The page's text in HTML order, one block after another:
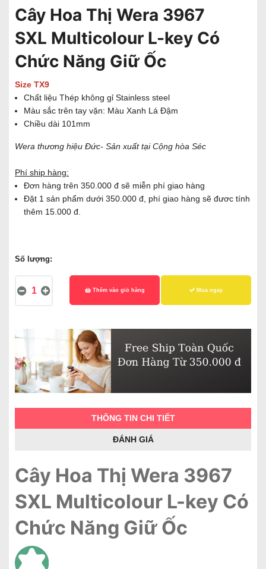
Cây Hoa Thị Wera 3967
SXL Multicolour L-key Có
Chức Năng Giữ Ốc
Size TX9
Chất liệu Thép không gỉ Stainless steel
Màu sắc trên tay vặn: Màu Xanh Lá Đậm
Chiều dài 101mm
Wera thương hiệu Đức- Sản xuất tại Cộng hòa Séc
Phí ship hàng:
Đơn hàng trên 350.000 đ sẽ miễn phí giao hàng
Đặt 1 sản phẩm dưới 350.000 đ, phí giao hàng sẽ đươc tính
thêm 15.000 đ.
Số lượng:
Thêm vào giỏ hàng Mua ngay
THÔNG TIN CHI TIẾT
ĐÁNH GIÁ
Cây Hoa Thị Wera 3967
SXL Multicolour L-key Có
Chức Năng Giữ Ốc